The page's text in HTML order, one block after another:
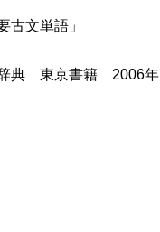
古文単語」
典 東京書籍 2006年